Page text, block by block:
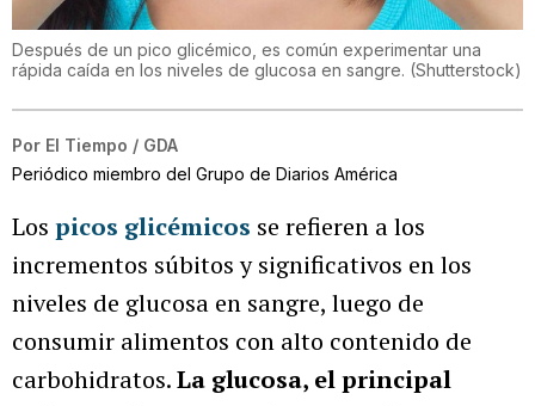
Después de un pico glicémico, es común experimentar una
rápida caída en los niveles de glucosa en sangre. (Shutterstock)
Por El Tiempo / GDA
Periódico miembro del Grupo de Diarios América
Los picos glicémicos se refieren a los
incrementos súbitos y significativos en los
niveles de glucosa en sangre, luego de
consumir alimentos con alto contenido de
carbohidratos.La glucosa, el principal